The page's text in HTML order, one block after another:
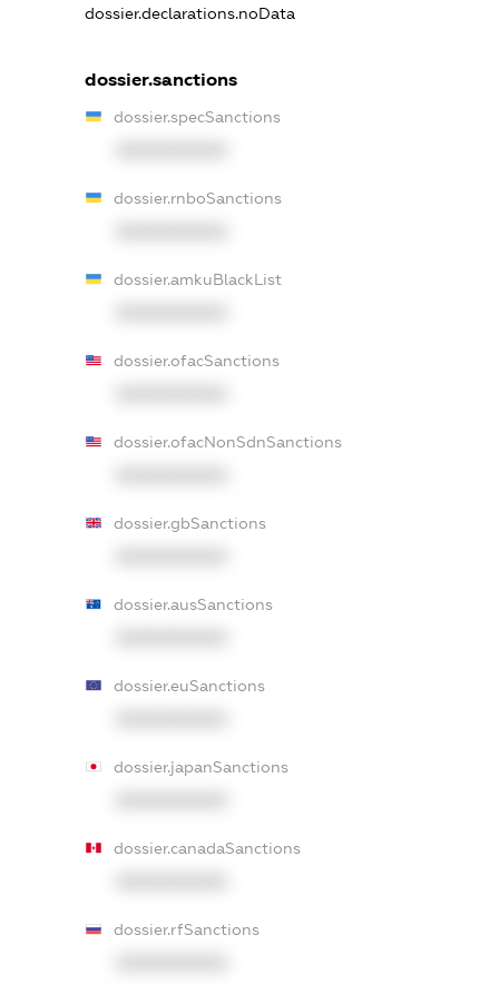
dossier.declarations.noData
dossier.sanctions
dossier.specSanctions
dossier.rnboSanctions
dossier.amkuBlackList
dossier.ofacSanctions
dossier.ofacNonSdnSanctions
dossier.gbSanctions
dossier.ausSanctions
dossier.euSanctions
dossier.japanSanctions
dossier.canadaSanctions
dossier.rfSanctions